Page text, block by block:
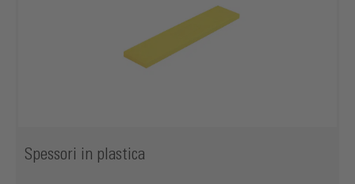
Spessori in plastica